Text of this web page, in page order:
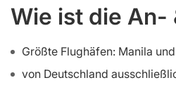
Wie ist die An-
Größte Flughäfen: Manila
von Deutschland